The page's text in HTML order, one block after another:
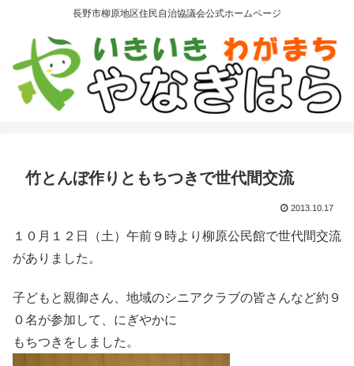
長野市柳原地区住民自治協議会公式ホームページ
竹とんぼ作りともちつきで世代間交流
2013.10.17
１０月１２日（土）午前９時より柳原公民館で世代間交流
がありました。
子どもと親御さん、地域のシニアクラブの皆さんなど約９
０名が参加して、にぎやかに
もちつきをしました。